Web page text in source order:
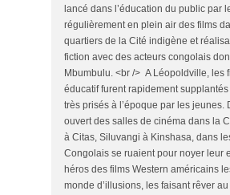
lancé dans l’éducation du public par
régulièrement en plein air des films
quartiers de la Cité indigène et
fiction avec des acteurs congolais
Mbumbulu. <br /> A Léopoldville, les
éducatif furent rapidement
très prisés à l’époque par les jeunes.
ouvert des salles de cinéma dans la
à Citas, Siluvangi à Kinshasa, dans
Congolais se ruaient pour noyer leur
héros des films Western américains
monde d’illusions, les faisant rêver